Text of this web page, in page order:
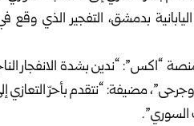
بدمشق، التفجير الذي
“اكس”: “ندين بشدة الانفجار
مضيفة: “نتقدم بأحرّ التعازي